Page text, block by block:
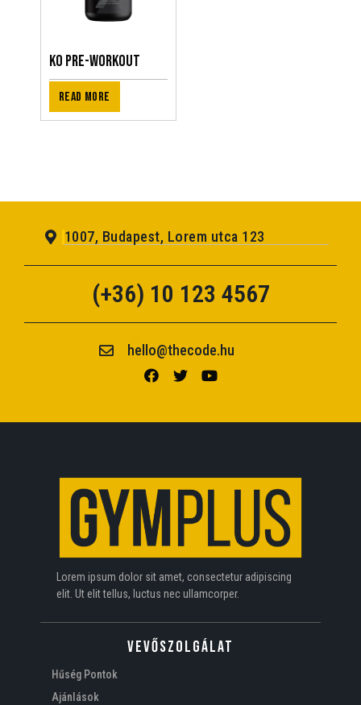
KO Pre-Workout
Read more
1007, Budapest, Lorem utca 123
(+36) 10 123 4567
hello@thecode.hu
Lorem ipsum dolor sit amet, consectetur adipiscing
elit. Ut elit tellus, luctus nec ullamcorper.
VEVŐSZOLGÁLAT
Hűség Pontok
Ajánlások